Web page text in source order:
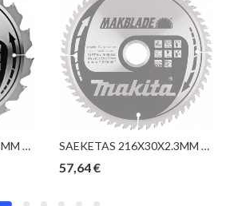
SAEKETAS 235X30X2.8MM 16T 20° RISTI-PIKI. FAST CUT. CONSTRUCTION. NAELTEGA PUIT. BET.PUIT MAKITA SAEKETAS 216X30X2.3MM 60T 5° RISTI. CLEAN CUT MAKITA
57,64€